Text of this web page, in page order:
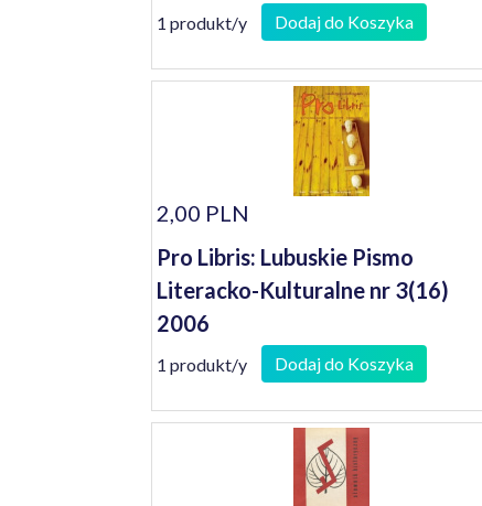
1 produkt/y Dodaj do Koszyka
2,00 PLN
Pro Libris: Lubuskie Pismo
Literacko-Kulturalne nr 3(16)
2006
1 produkt/y Dodaj do Koszyka